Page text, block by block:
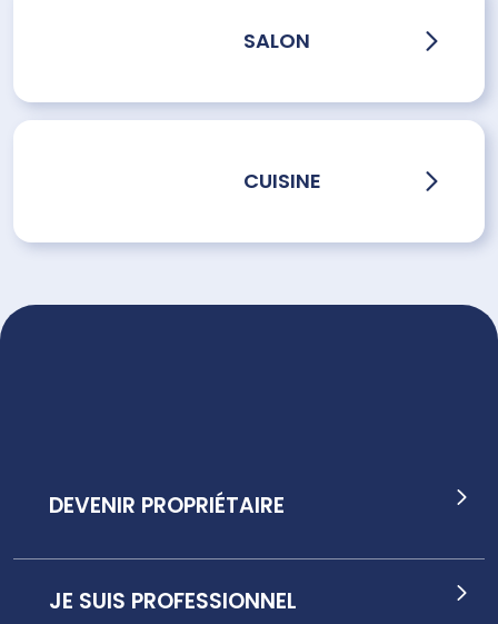
SALON
CUISINE
DEVENIR PROPRIÉTAIRE
JE SUIS PROFESSIONNEL